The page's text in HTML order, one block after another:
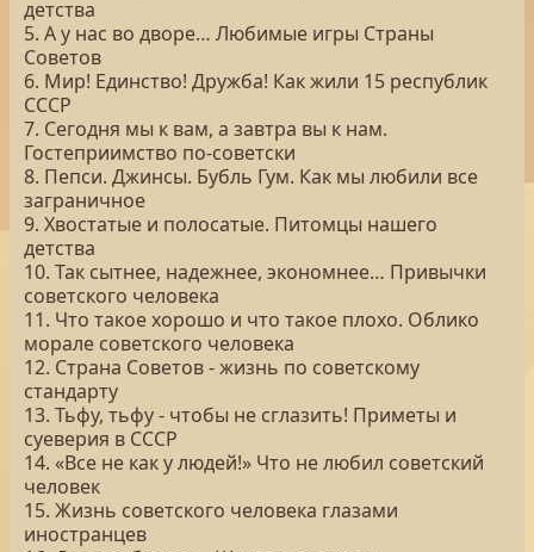
детства
5. А у нас во дворе… Любимые игры Страны
Советов
6. Мир! Единство! Дружба! Как жили 15 республик
СССР
7. Сегодня мы к вам, а завтра вы к нам.
Гостеприимство по-советски
8. Пепси. Джинсы. Бубль Гум. Как мы любили все
заграничное
9. Хвостатые и полосатые. Питомцы нашего
детства
10. Так сытнее, надежнее, экономнее… Привычки
советского человека
11. Что такое хорошо и что такое плохо. Облико
морале советского человека
12. Страна Советов - жизнь по советскому
стандарту
13. Тьфу, тьфу - чтобы не сглазить! Приметы и
суеверия в СССР
14. «Все не как у людей!» Что не любил советский
человек
15. Жизнь советского человека глазами
иностранцев